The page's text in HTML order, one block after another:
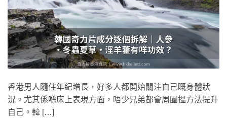
香港男人隨住年紀增長，好多人都開始關注自己嘅身體狀
況。尤其係喺床上表現方面，唔少兄弟都會周圍搵方法提升
自己。韓 […]